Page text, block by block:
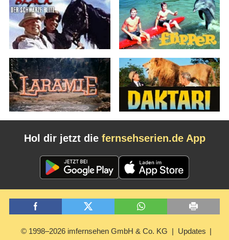
Hol dir jetzt die fernsehserien.de App
© 1998–2026 imfernsehen GmbH & Co. KG Updates